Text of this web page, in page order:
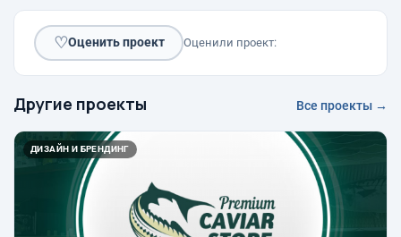
♡Оценить проект Оценили проект:
Другие проекты Все проекты →
ДИЗАЙН И БРЕНДИНГ